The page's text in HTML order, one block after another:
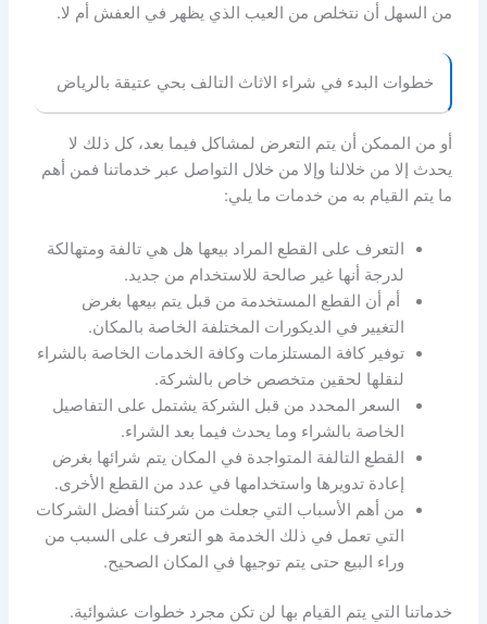
من السهل أن نتخلص من العيب الذي يظهر في العفش أم لا.
خطوات البدء في شراء الاثاث التالف بحي عتيقة بالرياض
أو من الممكن أن يتم التعرض لمشاكل فيما بعد، كل ذلك لا
يحدث إلا من خلالنا وإلا من خلال التواصل عبر خدماتنا فمن أهم
ما يتم القيام به من خدمات ما يلي:
التعرف على القطع المراد بيعها هل هي تالفة ومتهالكة
لدرجة أنها غير صالحة للاستخدام من جديد.
أم أن القطع المستخدمة من قبل يتم بيعها بغرض
التغيير في الديكورات المختلفة الخاصة بالمكان.
توفير كافة المستلزمات وكافة الخدمات الخاصة بالشراء
لنقلها لحقين متخصص خاص بالشركة.
السعر المحدد من قبل الشركة يشتمل على التفاصيل
الخاصة بالشراء وما يحدث فيما بعد الشراء.
القطع التالفة المتواجدة في المكان يتم شرائها بغرض
إعادة تدويرها واستخدامها في عدد من القطع الأخرى.
من أهم الأسباب التي جعلت من شركتنا أفضل الشركات
التي تعمل في ذلك الخدمة هو التعرف على السبب من
وراء البيع حتى يتم توجيها في المكان الصحيح.
خدماتنا التي يتم القيام بها لن تكن مجرد خطوات عشوائية.